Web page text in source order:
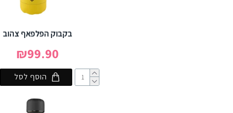
בקבוק הפלפאף צהוב
₪99.90
הוסף לסל